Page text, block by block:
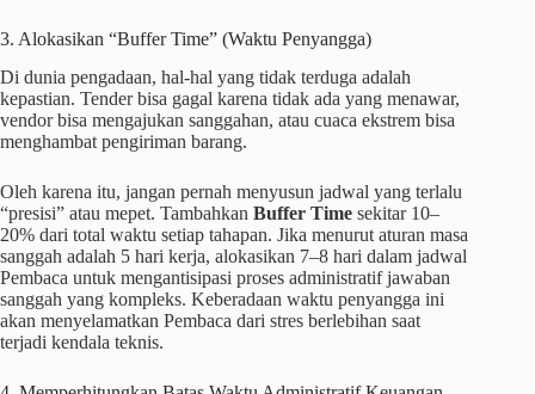
3. Alokasikan “Buffer Time” (Waktu Penyangga)
Di dunia pengadaan, hal-hal yang tidak terduga adalah
kepastian. Tender bisa gagal karena tidak ada yang menawar,
vendor bisa mengajukan sanggahan, atau cuaca ekstrem bisa
menghambat pengiriman barang.
Oleh karena itu, jangan pernah menyusun jadwal yang terlalu
“presisi” atau mepet. Tambahkan Buffer Time sekitar 10–
20% dari total waktu setiap tahapan. Jika menurut aturan masa
sanggah adalah 5 hari kerja, alokasikan 7–8 hari dalam jadwal
Pembaca untuk mengantisipasi proses administratif jawaban
sanggah yang kompleks. Keberadaan waktu penyangga ini
akan menyelamatkan Pembaca dari stres berlebihan saat
terjadi kendala teknis.